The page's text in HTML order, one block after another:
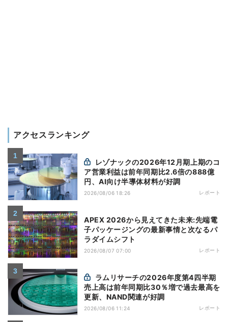
アクセスランキング
ア営業利益は前年同期比2.6倍の888億
円、AI向け半導体材料が好調
2026/08/06 18:26 レポート
APEX 2026から見えてきた未来:先端電
子パッケージングの最新事情と次なるパ
ラダイムシフト
2026/08/07 07:00 レポート
売上高は前年同期比30％増で過去最高を
更新、NAND関連が好調
2026/08/06 11:24 レポート